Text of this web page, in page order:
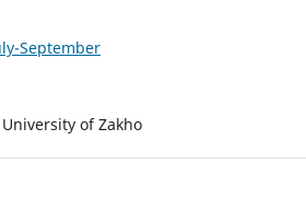
September
of Zakho